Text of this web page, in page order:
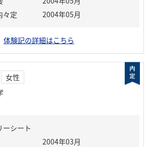
々定
2004年05月
体験記の詳細はこちら
女性
ーシート
2004年03月